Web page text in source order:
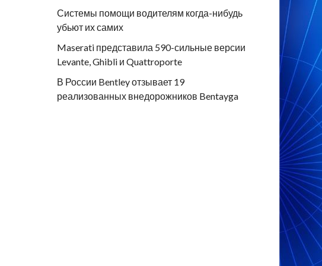
Системы помощи водителям когда-нибудь
убьют их самих
Maserati представила 590-сильные версии
Levante, Ghibli и Quattroporte
В России Bentley отзывает 19
реализованных внедорожников Bentayga